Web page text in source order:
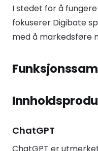
I stedet for å
fokuserer Digibate
med å markedsføre
ChatGPT